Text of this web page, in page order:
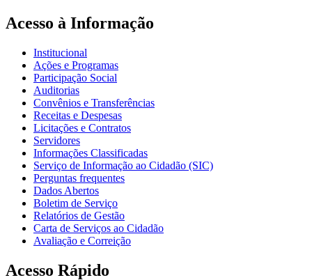
Acesso à Informação
Institucional
Ações e Programas
Participação Social
Auditorias
Convênios e Transferências
Receitas e Despesas
Licitações e Contratos
Servidores
Informações Classificadas
Serviço de Informação ao Cidadão (SIC)
Perguntas frequentes
Dados Abertos
Boletim de Serviço
Relatórios de Gestão
Carta de Serviços ao Cidadão
Avaliação e Correição
Acesso Rápido